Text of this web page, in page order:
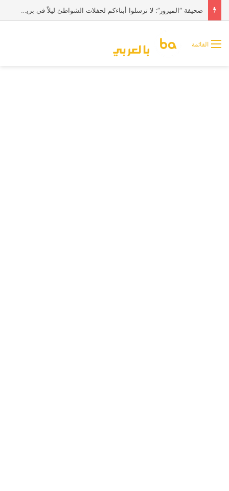
صحيفة “الميرور”: لا ترسلوا أبناءكم لحفلات الشواطئ ليلاً في بريطانيا
القائمة